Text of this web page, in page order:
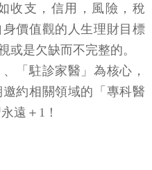
收支，信用，風險，稅
價值觀的人生理財目標
或是欠缺而不完整的。
「駐診家醫」為核心，
約相關領域的「專科醫
遠＋1！